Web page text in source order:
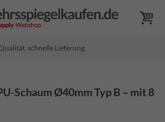
schnelle Lieferung
Schaum Ø40mm Typ B – mit 8